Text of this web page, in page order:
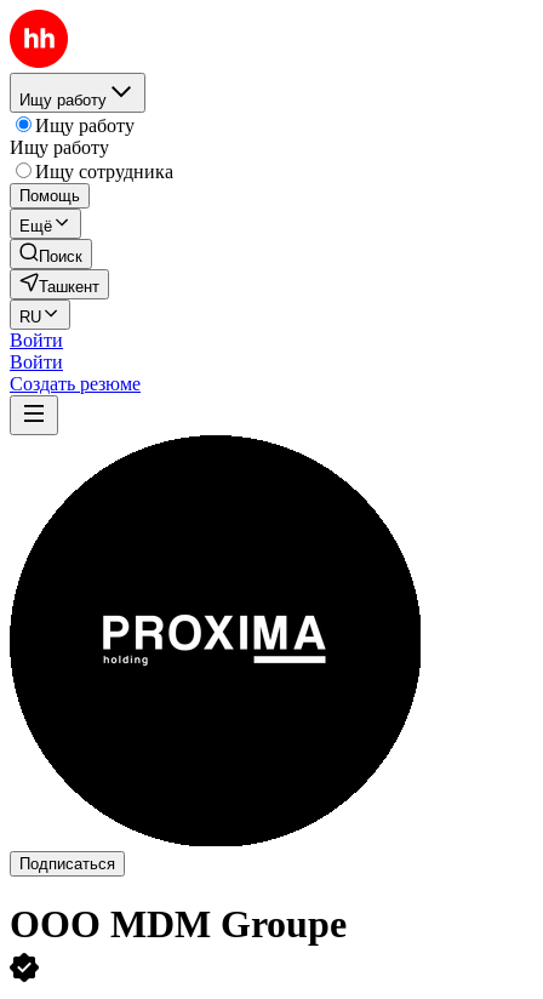
Ищу работу
Ищу работу
Ищу работу
Ищу сотрудника
Помощь
Ещё
Поиск
Ташкент
RU
Войти
Войти
Создать резюме
Подписаться
ООО MDM Groupe